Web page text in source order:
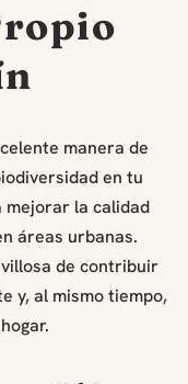
manera de
en tu
mejorar la calidad
áreas urbanas.
de contribuir
y, al mismo tiempo,